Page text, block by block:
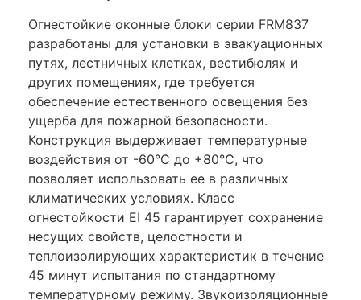
Огнестойкие оконные блоки серии FRM837
разработаны для установки в эвакуационных
путях, лестничных клетках, вестибюлях и
других помещениях, где требуется
обеспечение естественного освещения без
ущерба для пожарной безопасности.
Конструкция выдерживает температурные
воздействия от -60°C до +80°C, что
позволяет использовать ее в различных
климатических условиях. Класс
огнестойкости EI 45 гарантирует сохранение
несущих свойств, целостности и
теплоизолирующих характеристик в течение
45 минут испытания по стандартному
температурному режиму. Звукоизоляционные